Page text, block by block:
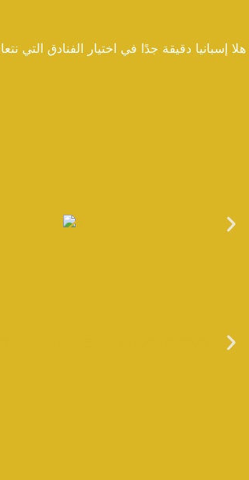
هلا إسبانيا دقيقة جدًا في اختيار الفنادق